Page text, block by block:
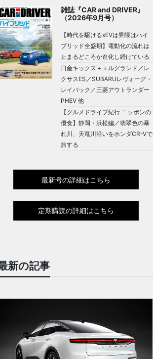
雑誌『CAR and DRIVER』
（2026年9月号）
【時代を駆けるxEVは界隈はハイ
ブリッド全盛期】電動化の流れは
止まるどころか進化し続けている
日産キックス＋エルグランド／レ
クサスES／SUBARUレヴォーグ・
レイバック／三菱アウトランダー
PHEV 他
【グルメドライブ紀行 ニッポンの
優食】静岡・浜松編／翡翠色の暴
れ川、天竜川沿いをホンダCR-Vで
旅する
最新号の詳細はこちら
定期購読の詳細はこちら
新の記事